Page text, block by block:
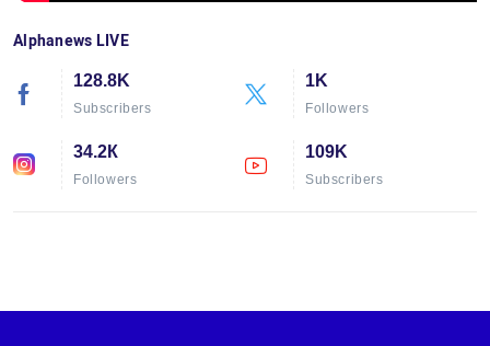
Alphanews LIVE
128.8K
Subscribers
1K
Followers
34.2К
Followers
109K
Subscribers